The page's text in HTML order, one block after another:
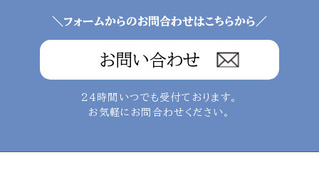
＼フォームからのお問合わせはこちらから／
お問い合わせ
24時間いつでも受付ております。
お気軽にお問合わせください。